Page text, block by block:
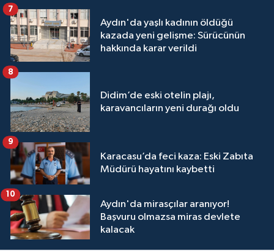
Aydın'da yaşlı kadının öldüğü
kazada yeni gelişme: Sürücünün
hakkında karar verildi
7
Didim’de eski otelin plajı,
karavancıların yeni durağı oldu
8
Karacasu’da feci kaza: Eski Zabıta
Müdürü hayatını kaybetti
9
Aydın'da mirasçılar aranıyor!
Başvuru olmazsa miras devlete
kalacak
10